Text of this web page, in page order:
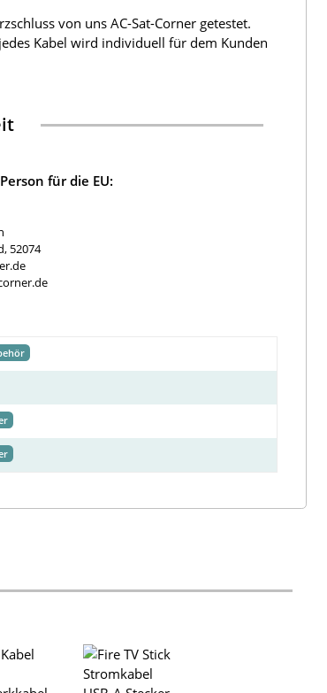
von uns AC-Sat-Corner getestet.
Kabel wird individuell für dem Kunden
für die EU:
52074